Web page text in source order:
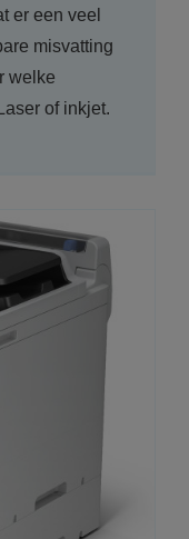
er een veel
misvatting
welke
of inkjet.